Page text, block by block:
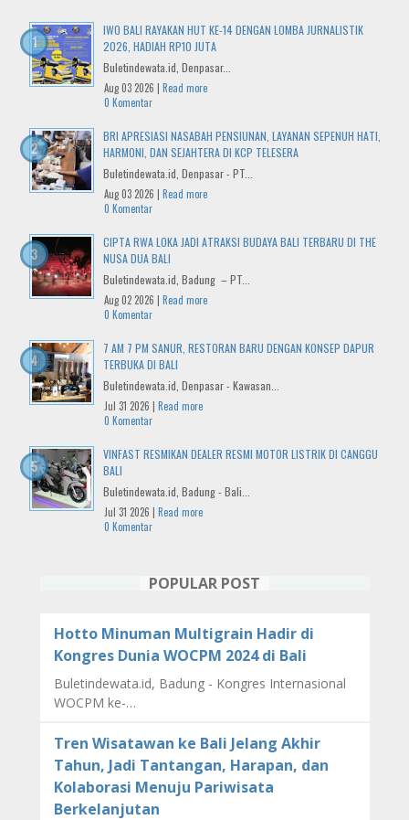
IWO BALI RAYAKAN HUT KE-14 DENGAN LOMBA JURNALISTIK
2026, HADIAH RP10 JUTA
Buletindewata.id, Denpasar...
Aug 03 2026 | Read more
0 Komentar
BRI APRESIASI NASABAH PENSIUNAN, LAYANAN SEPENUH HATI,
HARMONI, DAN SEJAHTERA DI KCP TELESERA
Buletindewata.id, Denpasar - PT...
Aug 03 2026 | Read more
0 Komentar
CIPTA RWA LOKA JADI ATRAKSI BUDAYA BALI TERBARU DI THE
NUSA DUA BALI
Buletindewata.id, Badung – PT...
Aug 02 2026 | Read more
0 Komentar
7 AM 7 PM SANUR, RESTORAN BARU DENGAN KONSEP DAPUR
TERBUKA DI BALI
Buletindewata.id, Denpasar - Kawasan...
Jul 31 2026 | Read more
0 Komentar
VINFAST RESMIKAN DEALER RESMI MOTOR LISTRIK DI CANGGU
BALI
Buletindewata.id, Badung - Bali...
Jul 31 2026 | Read more
0 Komentar
POPULAR POST
Hotto Minuman Multigrain Hadir di
Kongres Dunia WOCPM 2024 di Bali
Buletindewata.id, Badung - Kongres Internasional
WOCPM ke-…
Tren Wisatawan ke Bali Jelang Akhir
Tahun, Jadi Tantangan, Harapan, dan
Kolaborasi Menuju Pariwisata
Berkelanjutan